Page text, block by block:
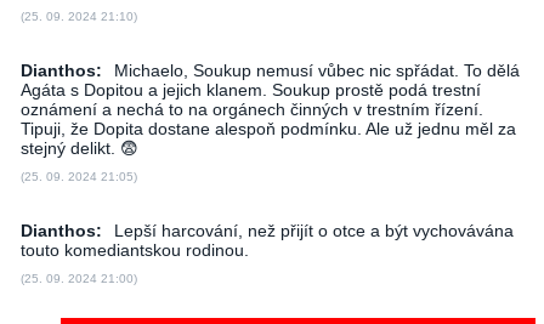
(25. 09. 2024 21:10)
Dianthos:
Michaelo, Soukup nemusí vůbec nic spřádat. To dělá
Agáta s Dopitou a jejich klanem. Soukup prostě podá trestní
oznámení a nechá to na orgánech činných v trestním řízení.
Tipuji, že Dopita dostane alespoň podmínku. Ale už jednu měl za
stejný delikt. 😨
(25. 09. 2024 21:05)
Dianthos:
Lepší harcování, než přijít o otce a být vychovávána
touto komediantskou rodinou.
(25. 09. 2024 21:00)